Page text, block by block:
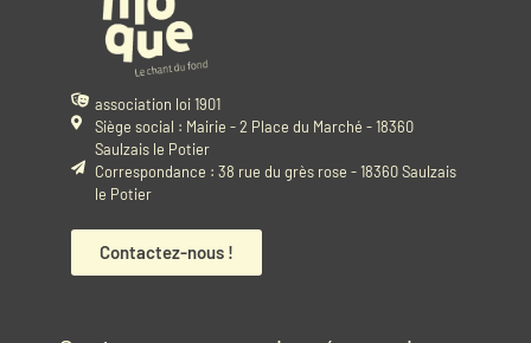
association loi 1901
Siège social : Mairie - 2 Place du Marché - 18360
Saulzais le Potier
Correspondance : 38 rue du grès rose - 18360 Saulzais
le Potier
Contactez-nous !